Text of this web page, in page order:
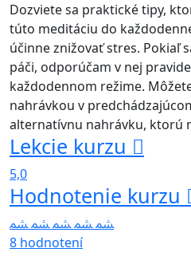
Dozviete sa praktické tipy,
túto meditáciu do
účinne znižovať stres. Pokiaľ
páči, odporúčam v nej
každodennom režime.
nahrávkou v
alternatívnu nahrávku, ktorú
Lekcie kurzu
5,0
Hodnotenie kurzu
8 hodnotení